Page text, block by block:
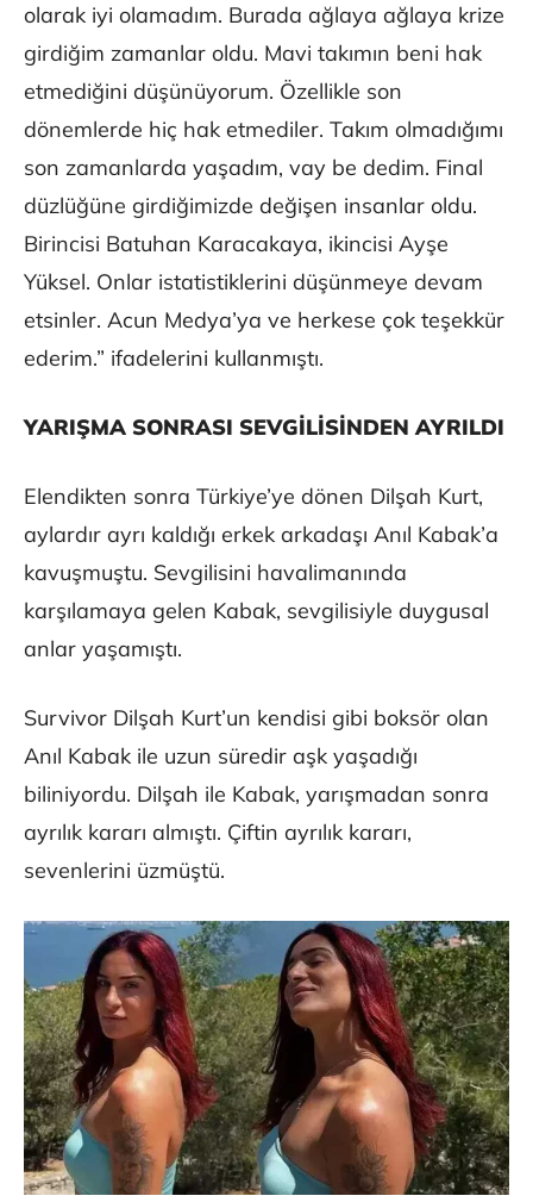
olarak iyi olamadım. Burada ağlaya ağlaya krize
girdiğim zamanlar oldu. Mavi takımın beni hak
etmediğini düşünüyorum. Özellikle son
dönemlerde hiç hak etmediler. Takım olmadığımı
son zamanlarda yaşadım, vay be dedim. Final
düzlüğüne girdiğimizde değişen insanlar oldu.
Birincisi Batuhan Karacakaya, ikincisi Ayşe
Yüksel. Onlar istatistiklerini düşünmeye devam
etsinler. Acun Medya’ya ve herkese çok teşekkür
ederim.” ifadelerini kullanmıştı.
YARIŞMA SONRASI SEVGİLİSİNDEN AYRILDI
Elendikten sonra Türkiye’ye dönen Dilşah Kurt,
aylardır ayrı kaldığı erkek arkadaşı Anıl Kabak’a
kavuşmuştu. Sevgilisini havalimanında
karşılamaya gelen Kabak, sevgilisiyle duygusal
anlar yaşamıştı.
Survivor Dilşah Kurt’un kendisi gibi boksör olan
Anıl Kabak ile uzun süredir aşk yaşadığı
biliniyordu. Dilşah ile Kabak, yarışmadan sonra
ayrılık kararı almıştı. Çiftin ayrılık kararı,
sevenlerini üzmüştü.